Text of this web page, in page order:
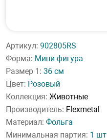
Артикул: 902805RS
Форма: Мини фигура
Размер 1: 36 см
Цвет: Розовый
Коллекция: Животные
Производитель: Flexmetal
Материал: Фольга
Минимальная партия: 1 шт